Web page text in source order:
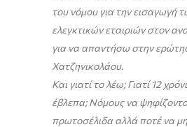
του νόμου για την εισαγωγή
ελεγκτικών εταιριών στον
για να απαντήσω στην
Χατζηνικολάου.
Και γιατί το λέω; Γιατί 12
έβλεπα; Νόμους να
πρωτοσέλιδα αλλά ποτέ να